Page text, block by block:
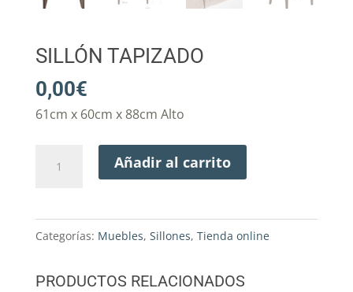
SILLÓN TAPIZADO
0,00€
61cm x 60cm x 88cm Alto
Añadir al carrito
Categorías: Muebles, Sillones, Tienda online
PRODUCTOS RELACIONADOS